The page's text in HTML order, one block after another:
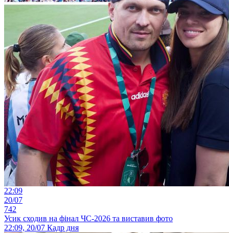
22:09
20/07
742
Усик сходив на фінал ЧС-2026 та виставив фото
22:09, 20/07 Кадр дня